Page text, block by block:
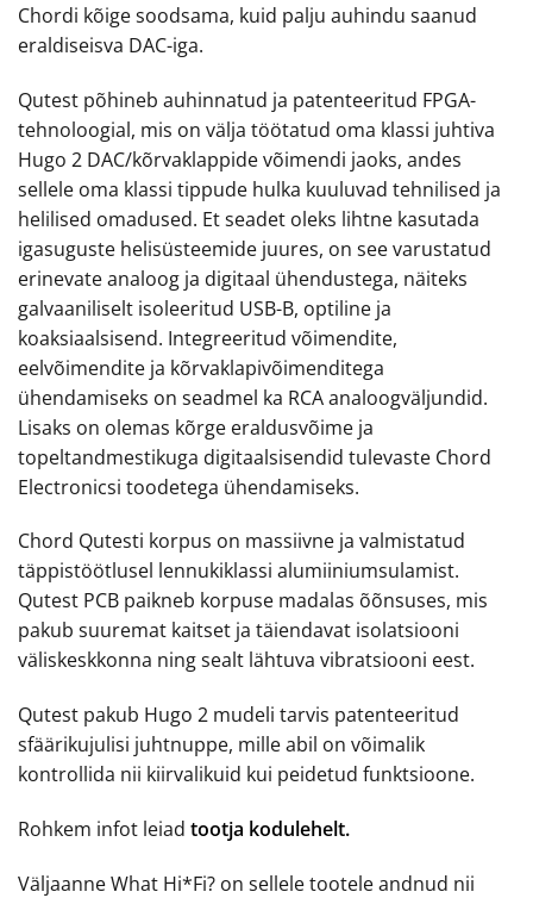
Chordi kõige soodsama, kuid palju auhindu saanud
eraldiseisva DAC-iga.
Qutest põhineb auhinnatud ja patenteeritud FPGA-
tehnoloogial, mis on välja töötatud oma klassi juhtiva
Hugo 2 DAC/kõrvaklappide võimendi jaoks, andes
sellele oma klassi tippude hulka kuuluvad tehnilised ja
helilised omadused. Et seadet oleks lihtne kasutada
igasuguste helisüsteemide juures, on see varustatud
erinevate analoog ja digitaal ühendustega, näiteks
galvaaniliselt isoleeritud USB-B, optiline ja
koaksiaalsisend. Integreeritud võimendite,
eelvõimendite ja kõrvaklapivõimenditega
ühendamiseks on seadmel ka RCA analoogväljundid.
Lisaks on olemas kõrge eraldusvõime ja
topeltandmestikuga digitaalsisendid tulevaste Chord
Electronicsi toodetega ühendamiseks.
Chord Qutesti korpus on massiivne ja valmistatud
täppistöötlusel lennukiklassi alumiiniumsulamist.
Qutest PCB paikneb korpuse madalas õõnsuses, mis
pakub suuremat kaitset ja täiendavat isolatsiooni
väliskeskkonna ning sealt lähtuva vibratsiooni eest.
Qutest pakub Hugo 2 mudeli tarvis patenteeritud
sfäärikujulisi juhtnuppe, mille abil on võimalik
kontrollida nii kiirvalikuid kui peidetud funktsioone.
Rohkem infot leiad tootja kodulehelt.
Väljaanne What Hi*Fi? on sellele tootele andnud nii